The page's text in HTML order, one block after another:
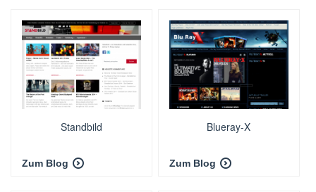
Standbild
Zum Blog
Blueray-X
Zum Blog